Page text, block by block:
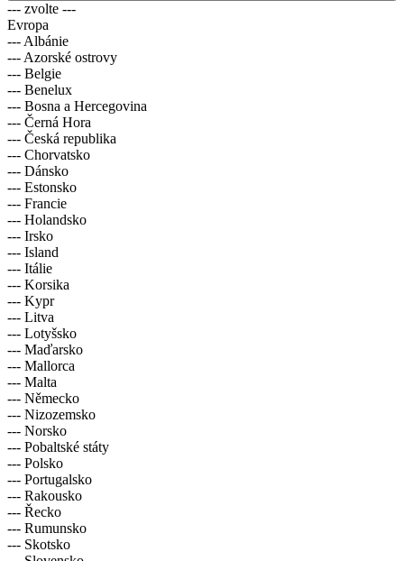
--- zvolte ---
Evropa
--- Albánie
--- Azorské ostrovy
--- Belgie
--- Benelux
--- Bosna a Hercegovina
--- Černá Hora
--- Česká republika
--- Chorvatsko
--- Dánsko
--- Estonsko
--- Francie
--- Holandsko
--- Irsko
--- Island
--- Itálie
--- Korsika
--- Kypr
--- Litva
--- Lotyšsko
--- Maďarsko
--- Mallorca
--- Malta
--- Německo
--- Nizozemsko
--- Norsko
--- Pobaltské státy
--- Polsko
--- Portugalsko
--- Rakousko
--- Řecko
--- Rumunsko
--- Skotsko